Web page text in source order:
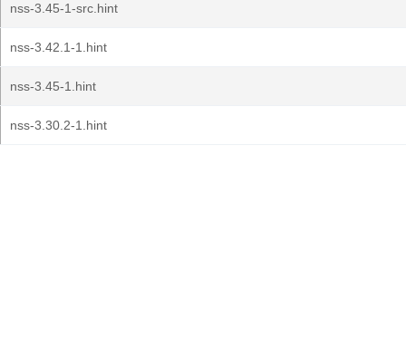
nss-3.45-1-src.hint
nss-3.42.1-1.hint
nss-3.45-1.hint
nss-3.30.2-1.hint